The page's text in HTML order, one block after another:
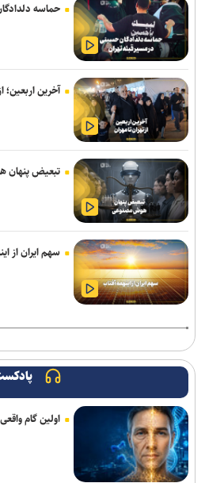
امام جمعه اهواز: دشمن دنبال شکستن
است
جاده چالوس یکطرفه شد
آمریکا در منطقه با بن‌بست راهبردی
صرفه‌جویی در مصرف انرژی
نمی‌توان به دشمن اعتماد کرد؛ نقض مکرر
ملت ایران هیچ‌گاه مرعوب تهدید‌های
امام‌ جمعه کرج: خبرنگاری یک رسالت
کوتاهی در اجرای قانون عفاف و حجاب
مهار آتش‌سوزی مراتع هامپوئیل مراغه با
رشد ۱۲۴ درصدی اعزام زائران اربعین از استان سمنا
دانشجوی دانشگاه آزاد شهرضا مدال برنر
اروپا را بر گردن آویخت
حماسه
آخرین اربعین؛
تبعیض
سهم ایران از
اولین گام